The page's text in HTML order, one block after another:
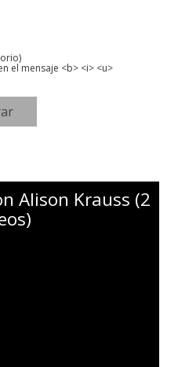
el mensaje <b> <i> <u>
Alison Krauss (2